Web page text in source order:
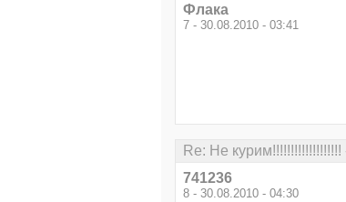
Флака
7 - 30.08.2010 - 03:41
Re: Не
741236
8 - 30.08.2010 - 04:30